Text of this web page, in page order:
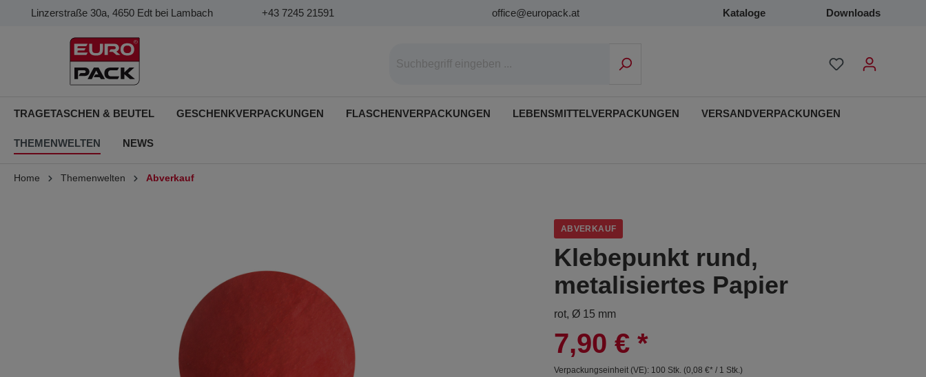
Linzerstraße 30a, 4650 Edt bei Lambach +43 7245 21591 office@europack.at Kataloge Downloads
TRAGETASCHEN & BEUTEL GESCHENKVERPACKUNGEN FLASCHENVERPACKUNGEN LEBENSMITTELVERPACKUNGEN VERSANDVERPACKUNGEN
THEMENWELTEN NEWS
Home Themenwelten Abverkauf
ABVERKAUF
Klebepunkt rund,
metalisiertes Papier
rot, Ø 15 mm
7,90 € *
Verpackungseinheit (VE): 100 Stk. (0,08 €* / 1 Stk.)